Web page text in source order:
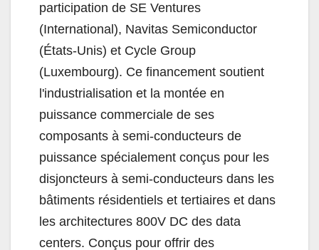
participation de SE Ventures
(International), Navitas Semiconductor
(États-Unis) et Cycle Group
(Luxembourg). Ce financement soutient
l'industrialisation et la montée en
puissance commerciale de ses
composants à semi-conducteurs de
puissance spécialement conçus pour les
disjoncteurs à semi-conducteurs dans les
bâtiments résidentiels et tertiaires et dans
les architectures 800V DC des data
centers. Conçus pour offrir des